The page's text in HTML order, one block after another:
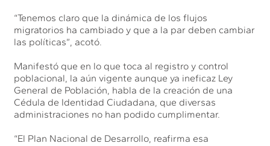
“Tenemos claro que la dinámica de los flujos
migratorios ha cambiado y que a la par deben cambiar
las políticas”, acotó.
Manifestó que en lo que toca al registro y control
poblacional, la aún vigente aunque ya ineficaz Ley
General de Población, habla de la creación de una
Cédula de Identidad Ciudadana, que diversas
administraciones no han podido cumplimentar.
“El Plan Nacional de Desarrollo, reafirma esa